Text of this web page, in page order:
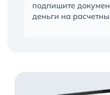
подпишите
деньги на